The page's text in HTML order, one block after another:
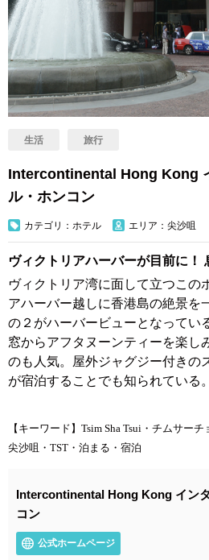
生活 旅行
Intercontinental Hong Kong
ル・ホンコン
カテゴリ：ホテル エリア：尖沙咀
ヴィクトリアハーバーが目前に！
ヴィクトリア湾に面して立つこの
アハーバー越しに香港島の絶景を
の２がハーバービューとなってい
窓からアフタヌーンティーを楽し
のも人気。屋外ジャグジー付きの
が宿泊することでも知られている。
【キーワード】 Tsim Sha Tsui・チムサー
尖沙咀・TST・泊まる・宿泊
Intercontinental Hong Kong イン
コン
公式ホームページ